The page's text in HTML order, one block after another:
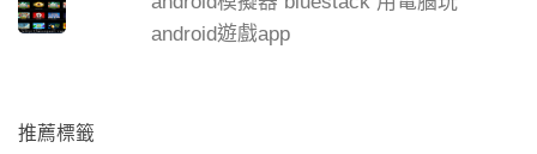
android遊戲app
推薦標籤